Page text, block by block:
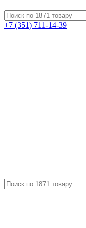
+7 (351) 711-14-39